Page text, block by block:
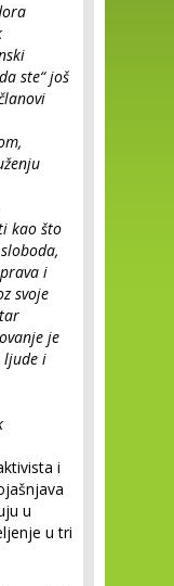
ste“ još
kao što
i
svoje
je
ljude i
i
u
u tri